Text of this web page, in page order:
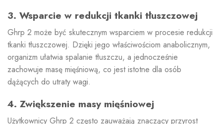
3. Wsparcie w redukcji tkanki tłuszczowej
Ghrp 2 może być skutecznym wsparciem w procesie redukcji
tkanki tłuszczowej. Dzięki jego właściwościom anabolicznym,
organizm ułatwia spalanie tłuszczu, a jednocześnie
zachowuje masę mięśniową, co jest istotne dla osób
dążących do utraty wagi.
4. Zwiększenie masy mięśniowej
Użytkownicy Ghrp 2 często zauważają znaczący przyrost